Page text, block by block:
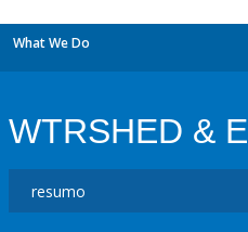
What We Do
WTRSHED &